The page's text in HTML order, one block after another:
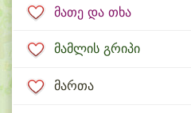
მათე და თხა
მამლის გრიპი
მართა